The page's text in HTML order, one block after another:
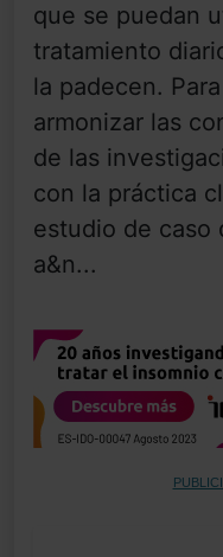
que se puedan
tratamiento
la padecen.
armonizar las
de las
con la práctica
estudio de caso
a&n...